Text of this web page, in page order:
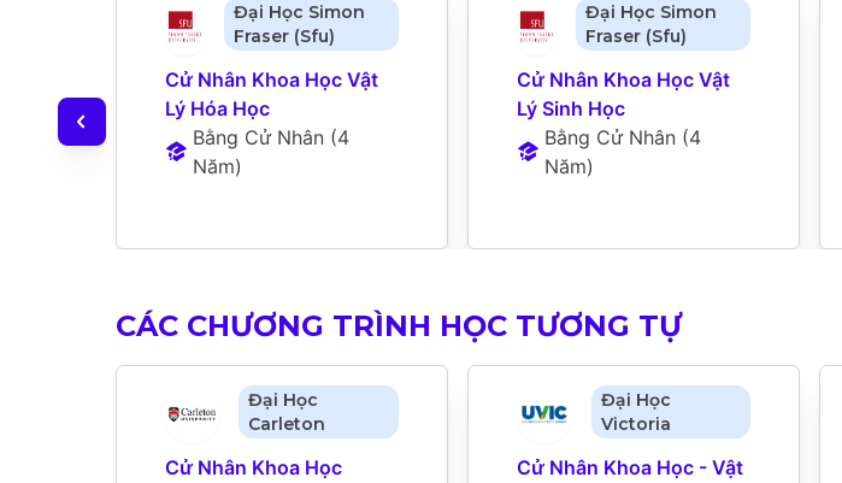
Đại Học Simon
Fraser (Sfu)
Cử Nhân Khoa Học Vật
Lý Hóa Học
Bằng Cử Nhân (4
Năm)
Đại Học Simon
Fraser (Sfu)
Cử Nhân Khoa Học Vật
Lý Sinh Học
Bằng Cử Nhân (4
Năm)
CÁC CHƯƠNG TRÌNH HỌC TƯƠNG TỰ
Đại Học
Carleton
Cử Nhân Khoa Học
Đại Học
Victoria
Cử Nhân Khoa Học - Vật